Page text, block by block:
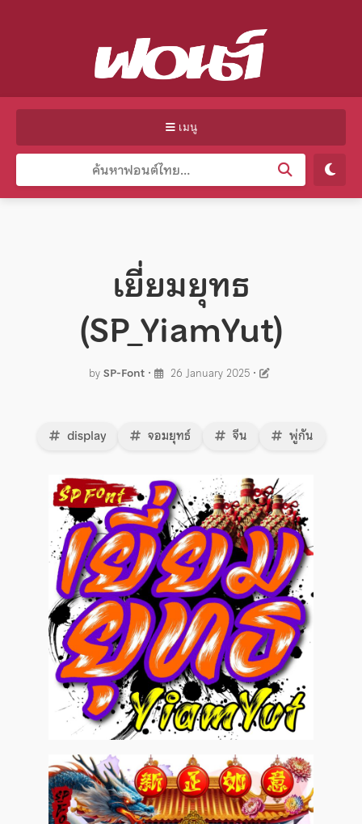
เมนู
เยี่ยมยุทธ
(SP_YiamYut)
bySP-Font• 26 January 2025•
display จอมยุทธ์ จีน พู่กัน